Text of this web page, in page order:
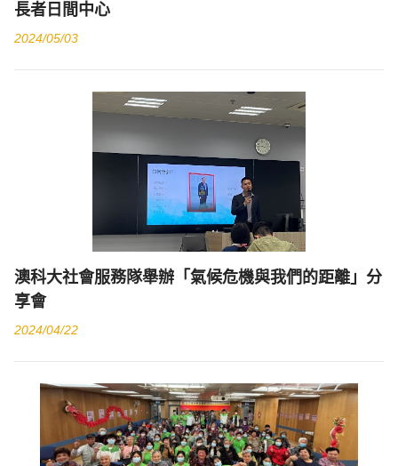
長者日間中心
2024/05/03
澳科大社會服務隊舉辦「氣候危機與我們的距離」分
享會
2024/04/22